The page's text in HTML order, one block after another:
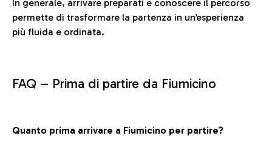
In generale, arrivare preparati e conoscere il percorso
permette di trasformare la partenza in un’esperienza
più fluida e ordinata.
FAQ – Prima di partire da Fiumicino
Quanto prima arrivare a Fiumicino per partire?